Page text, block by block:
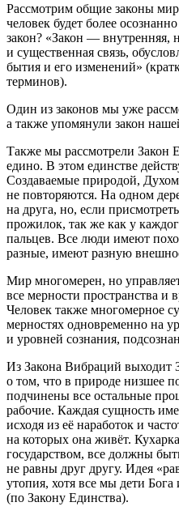
Рассмотрим общие законы
человек будет более
закон? «Закон — внутренняя,
и существенная связь,
бытия и его изменений»
терминов).
Один из законов мы уже
а также упомянули закон
Также мы рассмотрели Закон
едино. В этом единстве
Создаваемые природой,
не повторяются. На одном
на друга, но, если
прожилок, так же как у
пальцев. Все люди имеют
разные, имеют разную
Мир многомерен, но
все мерности пространства и
Человек также многомерное
мерностях одновременно на
и уровней сознания,
Из Закона Вибраций выходит
о том, что в природе низшее
подчинены все остальные
рабочие. Каждая сущность
исходя из её наработок и
на которых она живёт.
государством, все должны
не равны друг другу. Идея
утопия, хотя все мы дети
(по Закону Единства).